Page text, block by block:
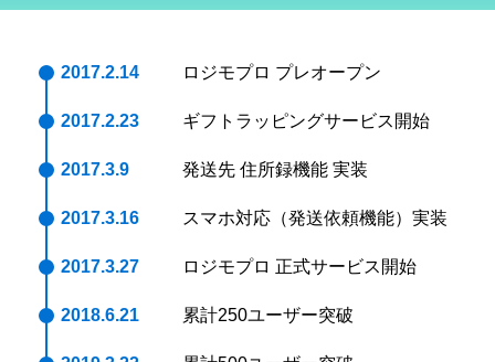
2017.2.14 ロジモプロ プレオープン
2017.2.23 ギフトラッピングサービス開始
2017.3.9 発送先 住所録機能 実装
2017.3.16 スマホ対応（発送依頼機能）実装
2017.3.27 ロジモプロ 正式サービス開始
2018.6.21 累計250ユーザー突破